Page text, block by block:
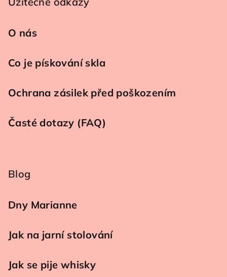
O nás
Co je pískování skla
Ochrana zásilek před poškozením
Časté dotazy (FAQ)
Blog
Dny Marianne
Jak na jarní stolování
Jak se pije whisky